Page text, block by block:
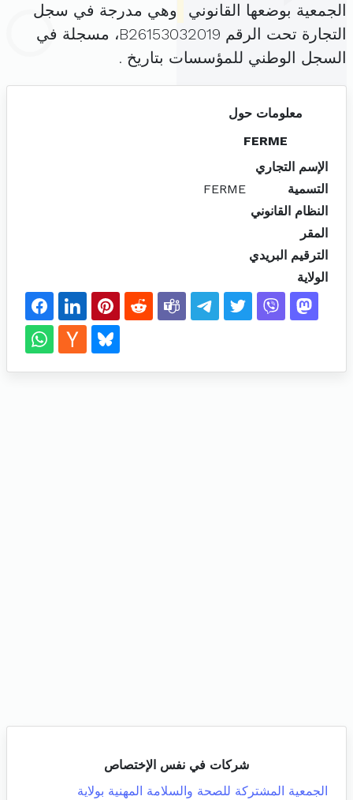
الجمعية بوضعها القانوني
وهي مدرجة في سجل
التجارة تحت الرقم B26153032019، مسجلة في
السجل الوطني للمؤسسات بتاريخ .
معلومات حول
FERME
الإسم التجاري
التسمية
FERME
النظام القانوني
المقر
الترقيم البريدي
الولاية
شركات في نفس الإختصاص
الجمعية المشتركة للصحة والسلامة المهنية بولاية